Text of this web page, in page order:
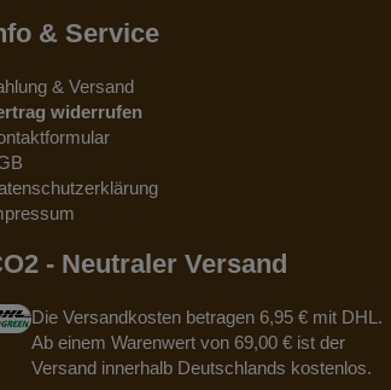
& Service
& Versand
widerrufen
- Neutraler Versand
Die Versandkosten betragen 6,95 € mit DHL.
Ab einem Warenwert von 69,00 € ist der
Versand innerhalb Deutschlands kostenlos.